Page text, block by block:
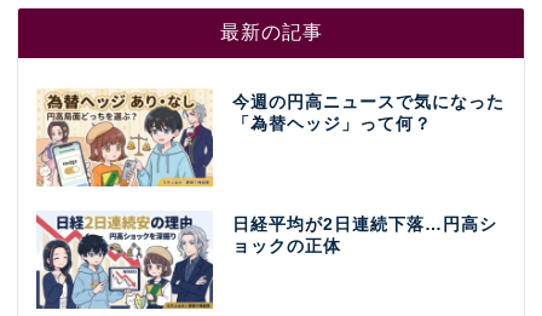
最新の記事
今週の円高ニュースで気になった
「為替ヘッジ」って何？
日経平均が2日連続下落…円高シ
ョックの正体